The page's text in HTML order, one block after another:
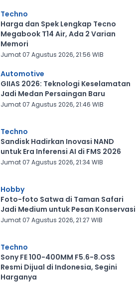
Techno
Harga dan Spek Lengkap Tecno
Megabook T14 Air, Ada 2 Varian
Memori
Jumat 07 Agustus 2026, 21:56 WIB
Automotive
GIIAS 2026: Teknologi Keselamatan
Jadi Medan Persaingan Baru
Jumat 07 Agustus 2026, 21:46 WIB
Techno
Sandisk Hadirkan Inovasi NAND
untuk Era Inferensi AI di FMS 2026
Jumat 07 Agustus 2026, 21:34 WIB
Hobby
Foto-foto Satwa di Taman Safari
Jadi Medium untuk Pesan Konservasi
Jumat 07 Agustus 2026, 21:27 WIB
Techno
Sony FE 100-400MM F5.6-8.OSS
Resmi Dijual di Indonesia, Segini
Harganya